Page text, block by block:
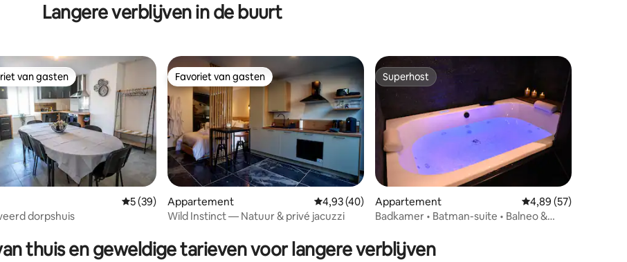
Langere verblijven in de buurt
van 4,96 op 5, 78 recensies
van gasten
van gasten
Gemiddelde beoordeling van 5 op 5, 39 recensies
5 (39)
dorpshuis
Favoriet van gasten
Favoriet van gasten
Appartement Gemiddelde beoordeling van 4,93 op 5, 40 recensies
4,93 (40)
Wild Instinct — Natuur & privé jacuzzi
Superhost
Superhost
Appartement Gemiddelde
4,89 (57)
Badkamer • Batman-suite • Balneo &
thuis en geweldige tarieven voor langere verblijven